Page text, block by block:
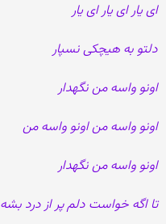
ای یار ای یار ای یار
دلتو به هیچکی نسپار
اونو واسه من نگهدار
اونو واسه من اونو واسه من
اونو واسه من نگهدار
تا اگه خواست دلم پر از درد بشه